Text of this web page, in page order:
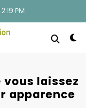
PM
laissez
apparence